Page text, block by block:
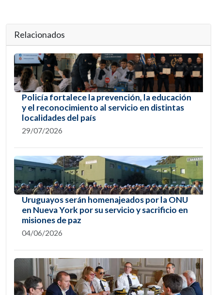
Relacionados
Policía fortalece la prevención, la educación
y el reconocimiento al servicio en distintas
localidades del país
29/07/2026
Uruguayos serán homenajeados por la ONU
en Nueva York por su servicio y sacrificio en
misiones de paz
04/06/2026